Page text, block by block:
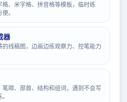
格、米字格、拼音格等模板，临时练
。
器
的线稿图，边画边练观察力、控笔能力
笔顺、部首、结构和组词，遇到不会写